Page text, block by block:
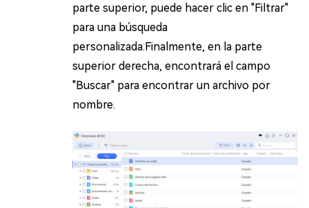
parte superior, puede hacer clic en "Filtrar"
para una búsqueda
personalizada.Finalmente, en la parte
superior derecha, encontrará el campo
"Buscar" para encontrar un archivo por
nombre.